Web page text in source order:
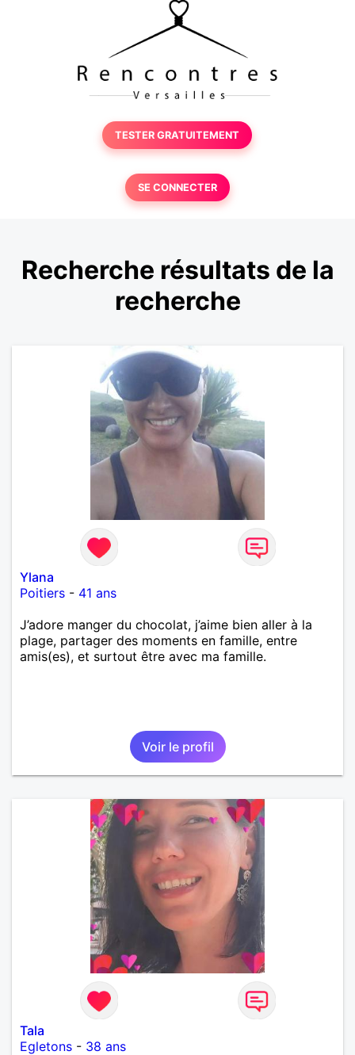
TESTER GRATUITEMENT
SE CONNECTER
Recherche résultats de la
recherche
Ylana
Poitiers - 41 ans
J’adore manger du chocolat, j’aime bien aller à la
plage, partager des moments en famille, entre
amis(es), et surtout être avec ma famille.
Voir le profil
Tala
Egletons - 38 ans